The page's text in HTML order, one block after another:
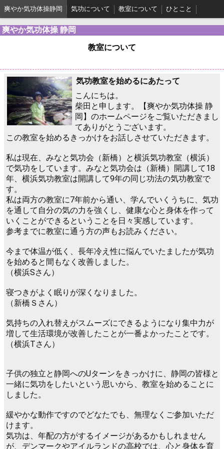
爽やか気功体操静岡 気功について 教室について ひとこと
爽やか気功体操 静岡
教室について
気功教室を始めるにあたって
こんにちは。
柴田と申します。【爽やか気功体操 静
岡】のホームページをご覧いただきまし
てありがとうございます。
この教室を始めるきっかけをお話しさせていただきます。
私は現在、みなと気功会（新橋）と横浜気功教室（横浜）
で気功をしています。みなと気功会は（新橋）開講して18
年、横浜気功教室は開講して9年の同じ功法の気功教室で
す。
私は両方の教室に7年前から通い、学んでいくうちに、気功
を通して自分の気の力を強くし、健康な心と身体を作って
いくことができるということを日々実感しています。
参考までに教室に通う方の声もお読みください。
今まで体温が低く、長年冷え性に悩んでいたましたが気功
を始めると間もなく改善しました。
（横浜Sさん）
寝つきがよく眠りが深くなりました。
（新橋Ｓさん）
気持ちの入れ替えがスムーズにできるようになり集中力が
増して生活環境が改善したことが一番よかったことです。
（横浜Tさん）
子供の独立と静岡へのUターンをきっかけに、静岡の皆様と
一緒に気功をしたいという思いから、教室を始めることに
しました。
緩やかな動作ですのでどなたでも、無理なくご参加いただ
けます。
気功は、年配の方がするイメージがあるかもしれません
が、デンマークやアイルランドの高校では、心と身体を育